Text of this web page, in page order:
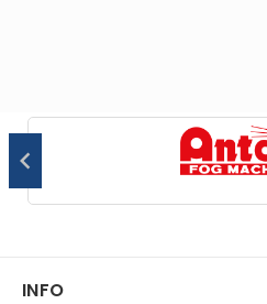
INFO